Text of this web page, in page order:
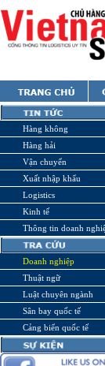
Hàng không
Hàng hải
Vận chuyển
Xuất nhập khẩu
Logistics
Kinh tế
Thông tin doanh
Doanh nghiệp
Thuật ngữ
Luật chuyên ngành
Sân bay quốc tế
Cảng biển quốc tế